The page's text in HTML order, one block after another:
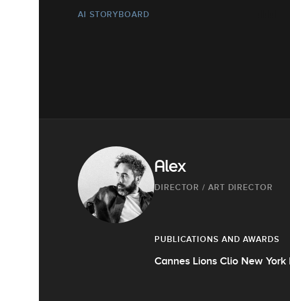
AI STORYBOARD
Alex
DIRECTOR / ART DIRECTOR
PUBLICATIONS AND AWARDS
Cannes Lions Clio New